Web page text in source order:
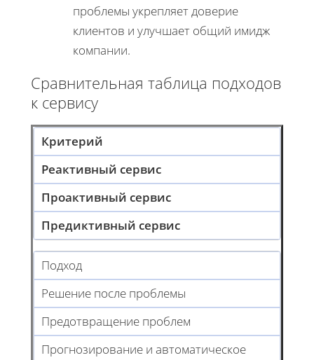
проблемы укрепляет доверие
клиентов и улучшает общий имидж
компании.
Сравнительная таблица подходов
к сервису
Критерий
Реактивный сервис
Проактивный сервис
Предиктивный сервис
Подход
Решение после проблемы
Предотвращение проблем
Прогнозирование и автоматическое